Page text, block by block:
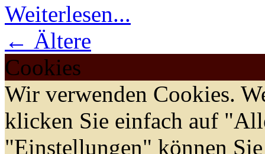
Weiterlesen...
← Ältere
Cookies
Wir verwenden Cookies.
klicken Sie einfach auf
"Einstellungen" können